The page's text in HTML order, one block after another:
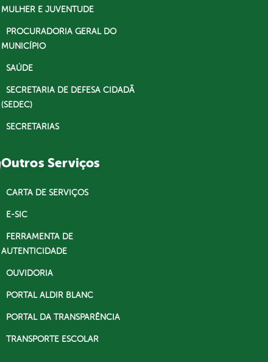
MULHER E JUVENTUDE
PROCURADORIA GERAL DO
MUNICÍPIO
SAÚDE
SECRETARIA DE DEFESA CIDADÃ
(SEDEC)
SECRETARIAS
Outros Serviços
CARTA DE SERVIÇOS
E-SIC
FERRAMENTA DE
AUTENTICIDADE
OUVIDORIA
PORTAL ALDIR BLANC
PORTAL DA TRANSPARÊNCIA
TRANSPORTE ESCOLAR